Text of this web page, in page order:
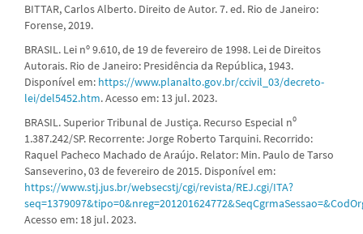
BITTAR, Carlos Alberto. Direito de Autor. 7. ed. Rio de Janeiro:
Forense, 2019.
BRASIL. Lei nº 9.610, de 19 de fevereiro de 1998. Lei de Direitos
Autorais. Rio de Janeiro: Presidência da República, 1943.
Disponível em: https://www.planalto.gov.br/ccivil_03/decreto-
lei/del5452.htm. Acesso em: 13 jul. 2023.
BRASIL. Superior Tribunal de Justiça. Recurso Especial n⁰
1.387.242/SP. Recorrente: Jorge Roberto Tarquini. Recorrido:
Raquel Pacheco Machado de Araújo. Relator: Min. Paulo de Tarso
Sanseverino, 03 de fevereiro de 2015. Disponível em:
https://www.stj.jus.br/websecstj/cgi/revista/REJ.cgi/ITA?
Acesso em: 18 jul. 2023.